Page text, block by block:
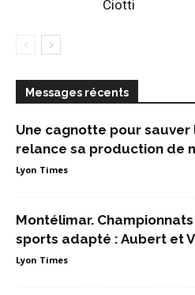
Ciotti
Messages récents
Une cagnotte pour
relance sa production de
Lyon Times
Montélimar.
sports adapté : Aubert et
Lyon Times